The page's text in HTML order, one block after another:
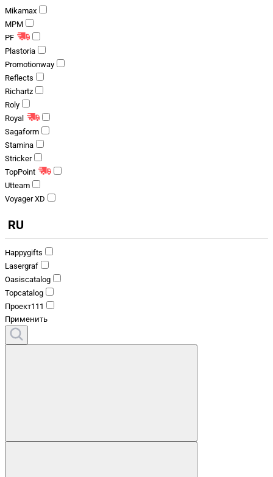
Mikamax
MPM
PF
Plastoria
Promotionway
Reflects
Richartz
Roly
Royal
Sagaform
Stamina
Stricker
TopPoint
Utteam
Voyager XD
RU
Happygifts
Lasergraf
Oasiscatalog
Topcatalog
Проект111
Применить